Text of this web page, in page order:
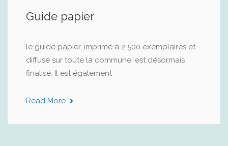
Guide papier
le guide papier, imprimé à 2 500 exemplaires et
diffusé sur toute la commune, est désormais
finalisé. Il est également
Read More